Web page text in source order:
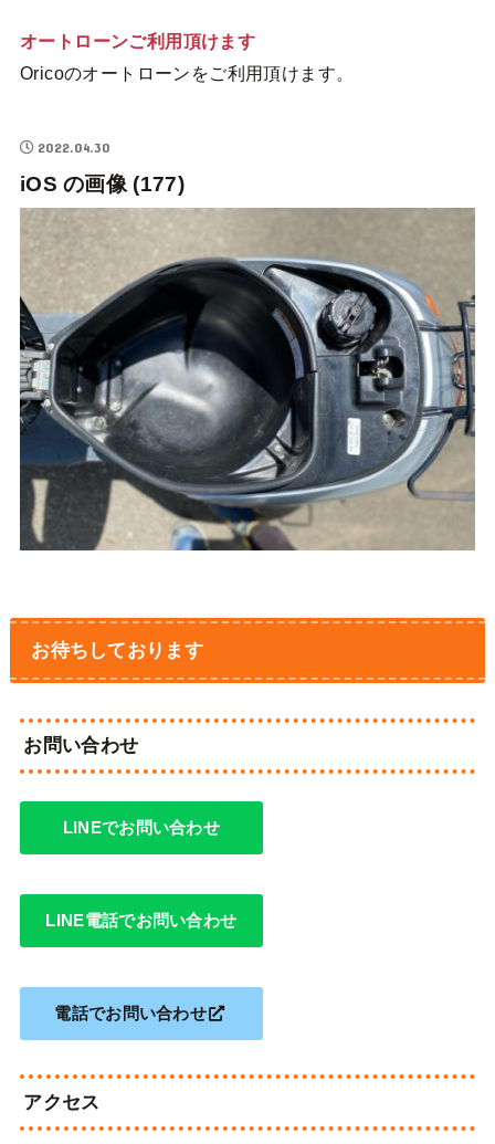
オートローンご利用頂けます
Oricoのオートローンをご利用頂けます。
2022.04.30
iOS の画像 (177)
お待ちしております
お問い合わせ
LINEでお問い合わせ
LINE電話でお問い合わせ
電話でお問い合わせ
アクセス